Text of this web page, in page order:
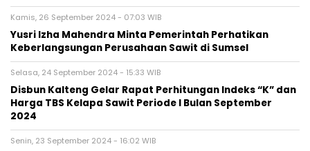
Kamis, 26 September 2024 - 07:03 WIB
Yusri Izha Mahendra Minta Pemerintah Perhatikan
Keberlangsungan Perusahaan Sawit di Sumsel
Selasa, 24 September 2024 - 15:33 WIB
Disbun Kalteng Gelar Rapat Perhitungan Indeks “K” dan
Harga TBS Kelapa Sawit Periode I Bulan September
2024
Senin, 23 September 2024 - 16:02 WIB